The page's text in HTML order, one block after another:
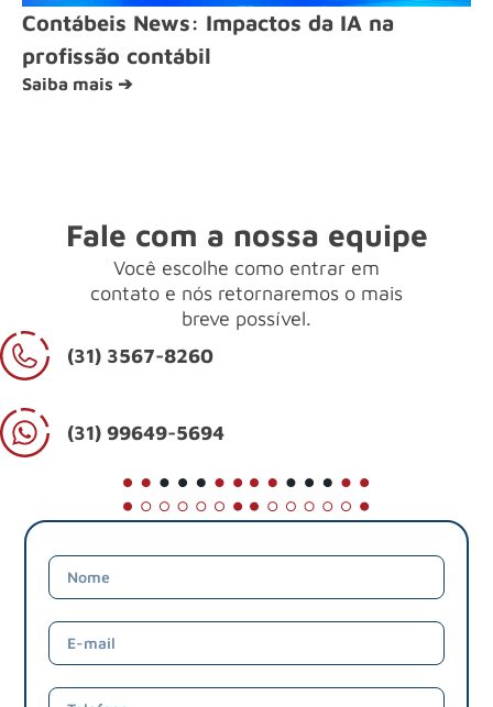
Contábeis News: Impactos da IA na
profissão contábil
Saiba mais ➔
Fale com a nossa equipe
Você escolhe como entrar em
contato e nós retornaremos o mais
breve possível.
(31) 3567-8260
(31) 99649-5694